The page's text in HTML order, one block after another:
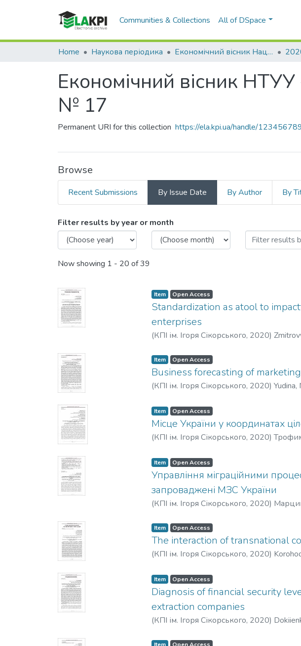
Communities & Collections All of DSpace
Home Наукова періодика Економічний вісник Національного технічного університету України «Київський політехнічний інститут»
Економічний вісник НТУУ
№ 17
Permanent URI for this collection https://ela.kpi.ua/handle/
Browse
Recent Submissions By Issue Date By Author By
Browsing Економічний вісник НТУУ
Filter results by year or month
Now showing 1 - 20 of 39
Item Open Access
Standardization as atool to
enterprises
(КПІ ім. Ігоря Сікорського, 2020)
Item Open Access
Business forecasting of
(КПІ ім. Ігоря Сікорського, 2020) Yudina,
Item Open Access
Місце України у координатах
(КПІ ім. Ігоря Сікорського, 2020)
Item Open Access
Управління міграційними
запроваджені МЗС України
(КПІ ім. Ігоря Сікорського, 2020)
Item Open Access
The interaction of transnational
(КПІ ім. Ігоря Сікорського, 2020)
Item Open Access
Diagnosis of financial security
extraction companies
(КПІ ім. Ігоря Сікорського, 2020)